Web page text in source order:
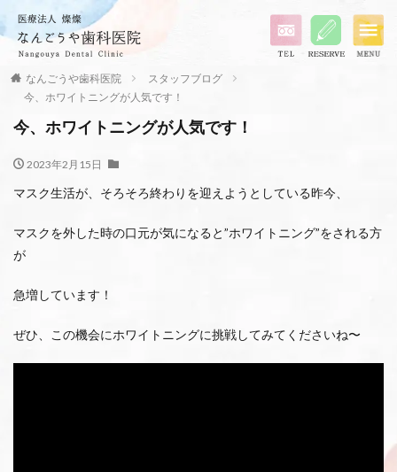
なんごうや歯科医院
スタッフブログ
今、ホワイトニングが人気です！
今、ホワイトニングが人気です！
2023年2月15日
マスク生活が、そろそろ終わりを迎えようとしている昨今、
マスクを外した時の口元が気になると”ホワイトニング”をされる方
が
急増しています！
ぜひ、この機会にホワイトニングに挑戦してみてくださいね〜